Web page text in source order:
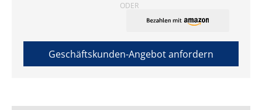
ODER
Geschäftskunden-Angebot anfordern